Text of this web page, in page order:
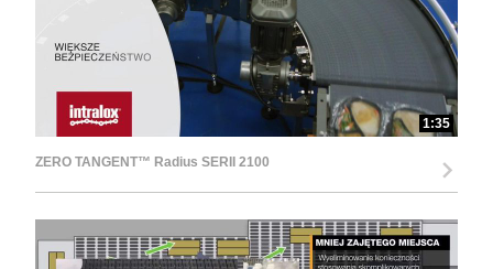
1:35
ZERO TANGENT™ Radius SERII 2100